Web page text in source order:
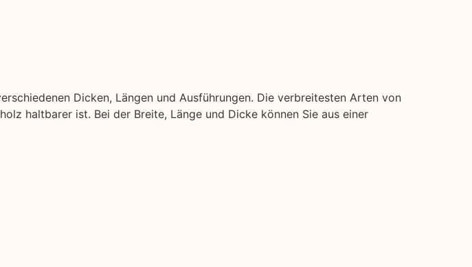
Dicken, Längen und Ausführungen. Die verbreitesten Arten von
haltbarer ist. Bei der Breite, Länge und Dicke können Sie aus einer